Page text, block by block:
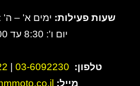
שעות פעילות: ימים א' – ה' : 8:30 עד
יום ו': 8:30 עד 13:00
טלפון: 03-6092230
מייל: